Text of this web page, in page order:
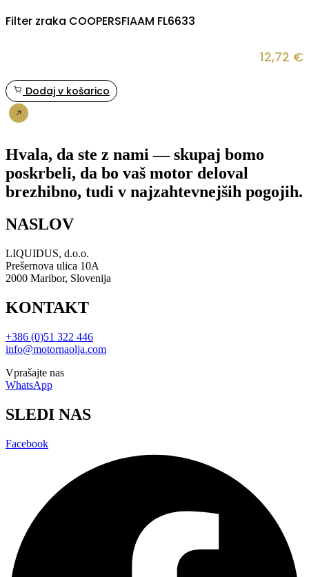
Filter zraka COOPERSFIAAM FL6633
12,72 €
Dodaj v košarico
Hvala, da ste z nami — skupaj bomo
poskrbeli, da bo vaš motor deloval
brezhibno, tudi v najzahtevnejših pogojih.
NASLOV
LIQUIDUS, d.o.o.
Prešernova ulica 10A
2000 Maribor, Slovenija
KONTAKT
+386 (0)51 322 446
info@motornaolja.com
Vprašajte nas
WhatsApp
SLEDI NAS
Facebook